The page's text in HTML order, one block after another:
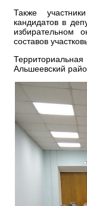
Также
кандидатов в
избирательном
составов
Альшеевский